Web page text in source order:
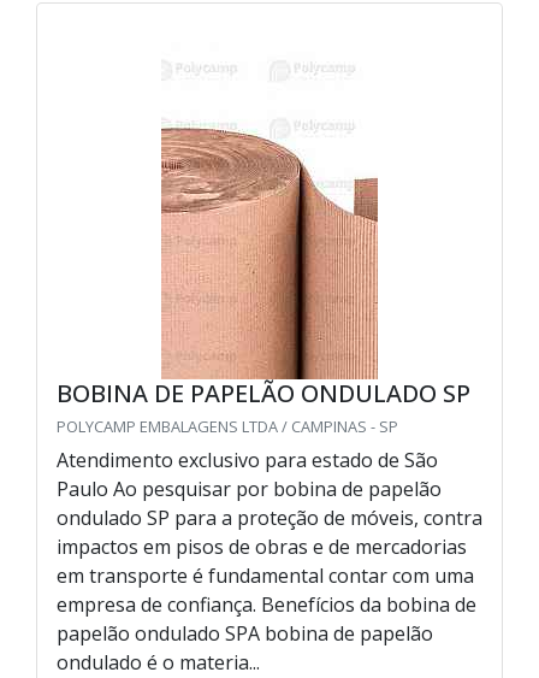
BOBINA DE PAPELÃO ONDULADO SP
POLYCAMP EMBALAGENS LTDA / CAMPINAS - SP
Atendimento exclusivo para estado de São
Paulo Ao pesquisar por bobina de papelão
ondulado SP para a proteção de móveis, contra
impactos em pisos de obras e de mercadorias
em transporte é fundamental contar com uma
empresa de confiança. Benefícios da bobina de
papelão ondulado SPA bobina de papelão
ondulado é o materia...